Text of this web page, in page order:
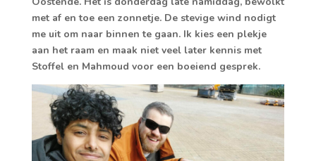
met af en toe een zonnetje. De stevige wind nodigt
me uit om naar binnen te gaan. Ik kies een plekje
aan het raam en maak niet veel later kennis met
Stoffel en Mahmoud voor een boeiend gesprek.